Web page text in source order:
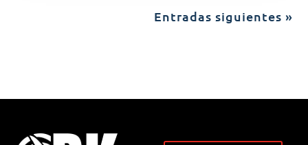
Entradas siguientes »